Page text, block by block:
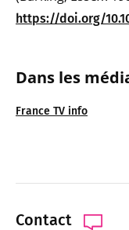
Dans les
France TV info
Contact
https://doi.org/